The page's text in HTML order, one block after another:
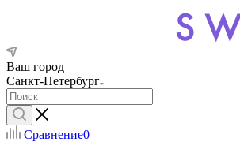
Ваш город
Санкт-Петербург
Сравнение0